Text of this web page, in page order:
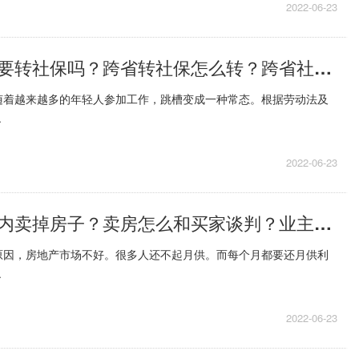
2022-06-23
跨省工作有必要转社保吗？跨省转社保怎么转？跨省社保转移流程
越来越多的年轻人参加工作，跳槽变成一种常态。根据劳动法及
2022-06-23
如何在一个月内卖掉房子？卖房怎么和买家谈判？业主卖房谈判技巧
，房地产市场不好。很多人还不起月供。而每个月都要还月供利
2022-06-23